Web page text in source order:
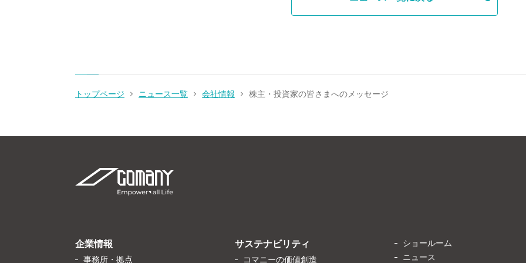
トップページ ニュース一覧 会社情報 株主・投資家の皆さまへのメッセージ
企業情報
事務所・拠点
サステナビリティ
コマニーの価値創造
ショールーム
ニュース